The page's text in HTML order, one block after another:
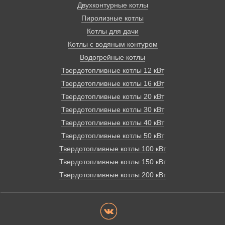
Двухконтурные котлы
Пиролизные котлы
Котлы для дачи
Котлы с водяным контуром
Водогрейные котлы
Твердотопливные котлы 12 кВт
Твердотопливные котлы 16 кВт
Твердотопливные котлы 20 кВт
Твердотопливные котлы 30 кВт
Твердотопливные котлы 40 кВт
Твердотопливные котлы 50 кВт
Твердотопливные котлы 100 кВт
Твердотопливные котлы 150 кВт
Твердотопливные котлы 200 кВт